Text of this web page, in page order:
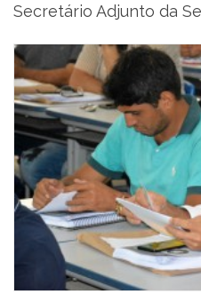
Secretário Adjunto da